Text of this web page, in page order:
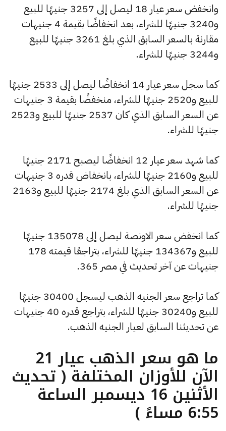
وانخفض سعر عيار 18 ليصل إلى 3257 جنيهًا للبيع
و3240 جنيهًا للشراء، بعد انخفاضًا بقيمة 4 جنيهات
مقارنة بالسعر السابق الذي بلغ 3261 جنيهًا للبيع
و3244 جنيهًا للشراء.
كما سجل سعر عيار 14 انخفاضًا ليصل إلى 2533 جنيهًا
للبيع و2520 جنيهًا للشراء، منخفضًا بقيمة 3 جنيهات
عن السعر السابق الذي كان 2537 جنيهًا للبيع و2523
جنيهًا للشراء.
كما شهد سعر عيار 12 انخفاضًا ليصبح 2171 جنيهًا
للبيع و2160 جنيهًا للشراء، بانخفاض قدره 3 جنيهات
عن السعر السابق الذي بلغ 2174 جنيهًا للبيع و2163
جنيهًا للشراء.
كما انخفض سعر الاونصة ليصل إلى 135078 جنيهًا
للبيع و134367 جنيهًا للشراء، بتراجعًا قيمته 178
جنيهات عن آخر تحديث في مصر 365.
كما تراجع سعر الجنيه الذهب ليسجل 30400 جنيهًا
للبيع و30240 جنيهًا للشراء، بتراجع قدره 40 جنيهات
عن تحديثنا السابق لعيار الجنيه الذهب.
ما هو سعر الذهب عيار 21
الآن للأوزان المختلفة ( تحديث
الأثنين 16 ديسمبر الساعة
6:55 مساءً )